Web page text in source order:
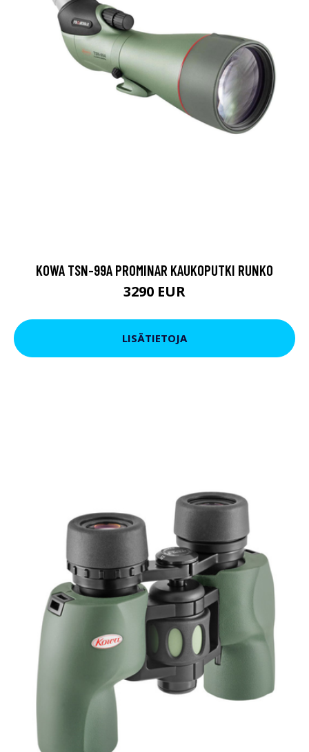
KOWA TSN-99A PROMINAR KAUKOPUTKI RUNKO
3290 EUR
LISÄTIETOJA